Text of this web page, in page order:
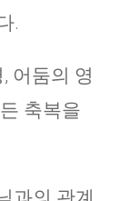
.
어둠의 영
축복을